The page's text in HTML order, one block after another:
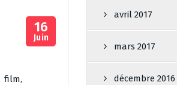
film,
16
Juin
avril 2017
mars 2017
décembre 2016